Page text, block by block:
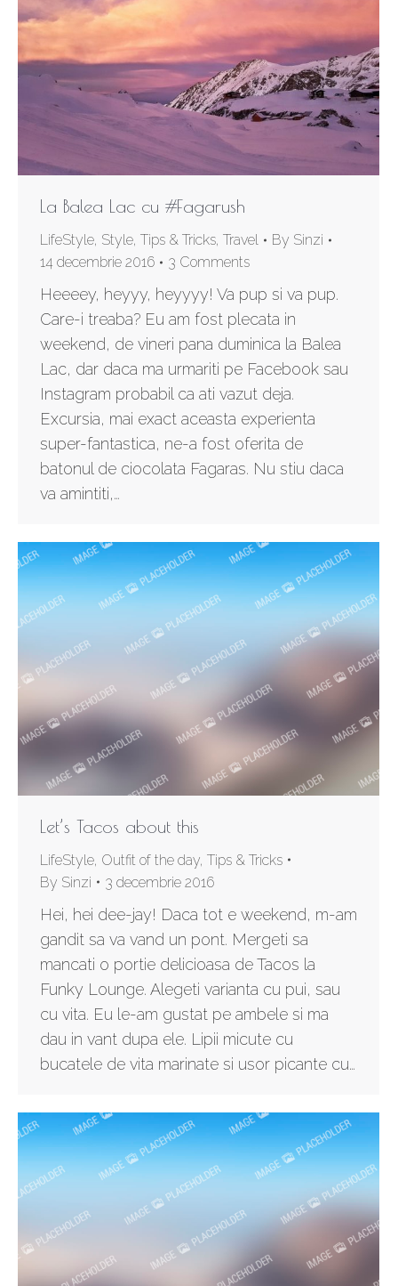
La Balea Lac cu #Fagarush
LifeStyle, Style, Tips & Tricks, Travel By Sinzi
14 decembrie 2016
3 Comments
Heeeey, heyyy, heyyyy! Va pup si va pup.
Care-i treaba? Eu am fost plecata in
weekend, de vineri pana duminica la Balea
Lac, dar daca ma urmariti pe Facebook sau
Instagram probabil ca ati vazut deja.
Excursia, mai exact aceasta experienta
super-fantastica, ne-a fost oferita de
batonul de ciocolata Fagaras. Nu stiu daca
va amintiti,…
Let’s Tacos about this
LifeStyle, Outfit of the day, Tips & Tricks
By Sinzi 3 decembrie 2016
Hei, hei dee-jay! Daca tot e weekend, m-am
gandit sa va vand un pont. Mergeti sa
mancati o portie delicioasa de Tacos la
Funky Lounge. Alegeti varianta cu pui, sau
cu vita. Eu le-am gustat pe ambele si ma
dau in vant dupa ele. Lipii micute cu
bucatele de vita marinate si usor picante cu…